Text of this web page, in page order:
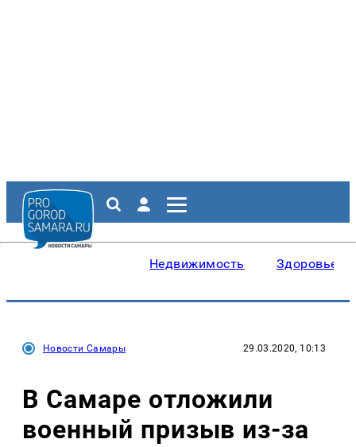
Недвижимость Здоровье
Новости Самары 29.03.2020, 10:13
В Самаре отложили
военный призыв из-за